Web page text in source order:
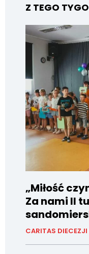
Z TEGO
„Miłość
Za nami II
CARITAS